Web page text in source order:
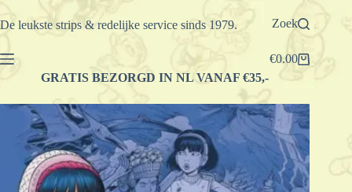
Ga
naar
De leukste strips & redelijke service sinds 1979. Zoek
Winkelwagen
€0.00
GRATIS BEZORGD IN NL VANAF €35,-